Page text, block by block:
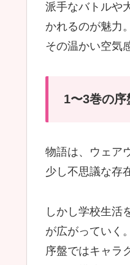
派手なバトルや
かれるのが魅力。
その温かい空気
1〜3巻の
物語は、ウェア
少し不思議な存
しかし学校生活
が広がっていく。
序盤ではキャラ